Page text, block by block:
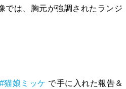
では、胸元が強調されたランジ
#猫娘ミッケ で手に入れた報告＆